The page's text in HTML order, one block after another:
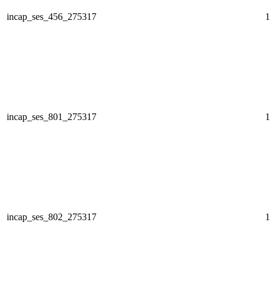
incap_ses_456_275317
incap_ses_801_275317
incap_ses_802_275317